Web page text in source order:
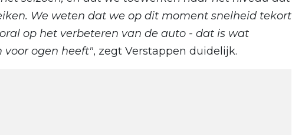
We weten dat we op dit moment snelheid tekort
op het verbeteren van de auto - dat is wat
ogen heeft", zegt Verstappen duidelijk.